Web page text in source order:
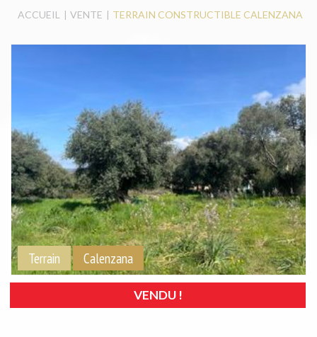
ACCUEIL VENTE TERRAIN CONSTRUCTIBLE CALENZANA
Terrain Calenzana
VENDU !